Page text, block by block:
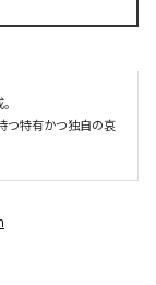
つ特有かつ独自の哀